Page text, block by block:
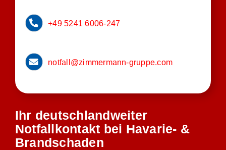
+49 5241 6006-247
notfall@zimmermann-gruppe.com
Ihr deutschlandweiter
Notfallkontakt bei Havarie- &
Brandschaden